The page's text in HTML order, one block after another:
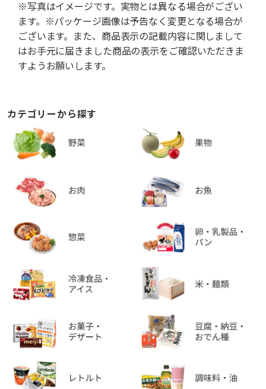
※写真はイメージです。実物とは異なる場合がござい
ます。※パッケージ画像は予告なく変更となる場合が
ございます。また、商品表示の記載内容に関しまして
はお手元に届きました商品の表示をご確認いただきま
すようお願いします。
カテゴリーから探す